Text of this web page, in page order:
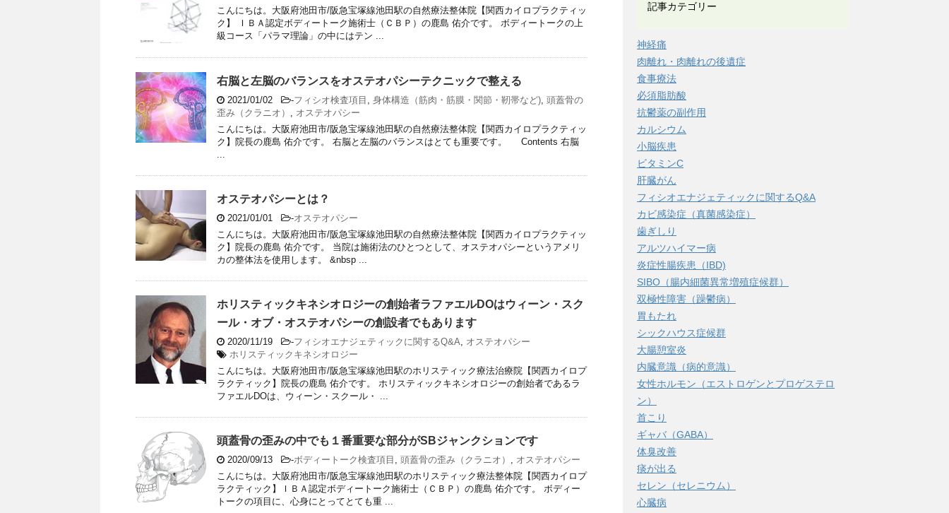
こんにちは。大阪府池田市/阪急宝塚線池田駅の自然療法整体院【関西カイロプラクティッ
ク】 ＩＢＡ認定ボディートーク施術士（ＣＢＰ）の鹿島 佑介です。 ボディートークの上
級コース「パラマ理論」の中にはテン ...
右脳と左脳のバランスをオステオパシーテクニックで整える
2021/01/02 -フィシオ検査項目 , 身体構造（筋肉・筋膜・関節・靭帯など), 頭蓋骨の
歪み（クラニオ） , オステオパシー
こんにちは。大阪府池田市/阪急宝塚線池田駅の自然療法整体院【関西カイロプラクティッ
ク】院長の鹿島 佑介です。 右脳と左脳のバランスはとても重要です。 Contents 右脳
...
オステオパシーとは？
2021/01/01 -オステオパシー
こんにちは。大阪府池田市/阪急宝塚線池田駅の自然療法整体院【関西カイロプラクティッ
ク】院長の鹿島 佑介です。 当院は施術法のひとつとして、オステオパシーというアメリ
カの整体法を使用します。 &nbsp ...
ホリスティックキネシオロジーの創始者ラファエルDOはウィーン・スク
ール・オブ・オステオパシーの創設者でもあります
2020/11/19 -フィシオエナジェティックに関するQ&A, オステオパシー
ホリスティックキネシオロジー
こんにちは。大阪府池田市/阪急宝塚線池田駅のホリスティック療法治療院【関西カイロプ
ラクティック】院長の鹿島 佑介です。 ホリスティックキネシオロジーの創始者であるラ
ファエルDOは、ウィーン・スクール・ ...
頭蓋骨の歪みの中でも１番重要な部分がSBジャンクションです
2020/09/13 -ボディートーク検査項目 , 頭蓋骨の歪み（クラニオ） , オステオパシー
こんにちは。大阪府池田市/阪急宝塚線池田駅のホリスティック療法整体院【関西カイロプ
ラクティック】ＩＢＡ認定ボディートーク施術士（ＣＢＰ）の鹿島 佑介です。 ボディー
トークの項目に、心身にとってとても重 ...
記事カテゴリー
神経痛
肉離れ・肉離れの後遺症
食事療法
必須脂肪酸
抗鬱薬の副作用
カルシウム
小脳疾患
ビタミンC
肝臓がん
フィシオエナジェティックに関するQ&A
カビ感染症（真菌感染症）
歯ぎしり
アルツハイマー病
炎症性腸疾患（IBD)
SIBO（腸内細菌異常増殖症候群）
双極性障害（躁鬱病）
胃もたれ
シックハウス症候群
大腸憩室炎
内臓意識（病的意識）
女性ホルモン（エストロゲンとプロゲステロ
ン）
首こり
ギャバ（GABA）
体臭改善
痰が出る
セレン（セレニウム）
心臓病